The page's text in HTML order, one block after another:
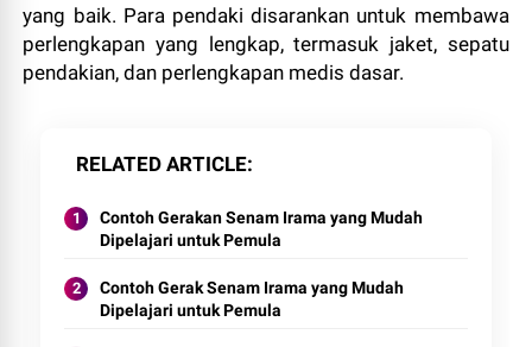
yang baik. Para pendaki disarankan untuk membawa
perlengkapan yang lengkap, termasuk jaket, sepatu
pendakian, dan perlengkapan medis dasar.
RELATED ARTICLE
Contoh Gerakan Senam Irama yang Mudah
Dipelajari untuk Pemula
Contoh Gerak Senam Irama yang Mudah
Dipelajari untuk Pemula